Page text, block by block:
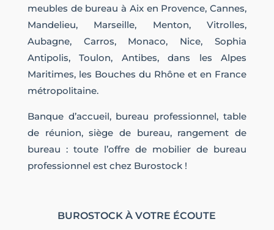
meubles de bureau à Aix en Provence, Cannes,
Mandelieu, Marseille, Menton, Vitrolles,
Aubagne, Carros, Monaco, Nice, Sophia
Antipolis, Toulon, Antibes, dans les Alpes
Maritimes, les Bouches du Rhône et en France
métropolitaine.
Banque d’accueil, bureau professionnel, table
de réunion, siège de bureau, rangement de
bureau : toute l’offre de mobilier de bureau
professionnel est chez Burostock !
BUROSTOCK À VOTRE ÉCOUTE